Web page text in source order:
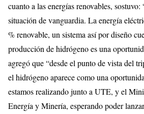
cuanto a las energías renovables, sostuvo:
situación de vanguardia. La energía
% renovable, un sistema así por diseño
producción de hidrógeno es una
agregó que “desde el punto de vista del
el hidrógeno aparece como una
estamos realizando junto a UTE, y el
Energía y Minería, esperando poder